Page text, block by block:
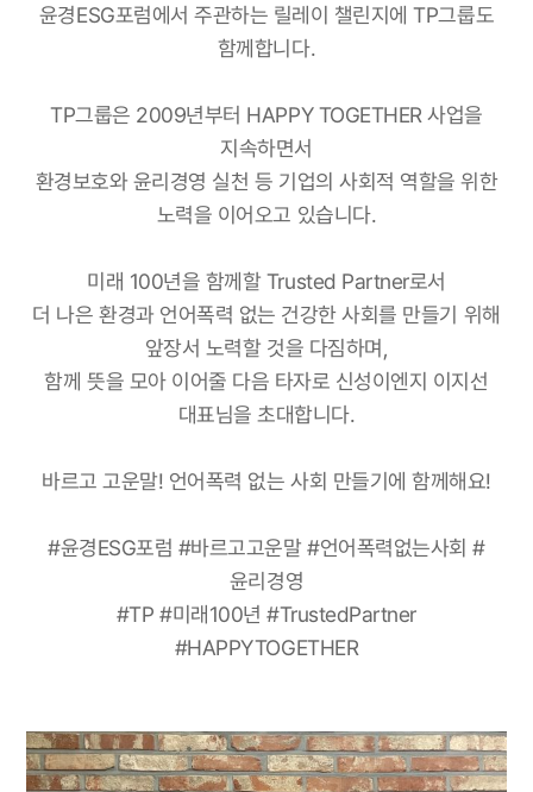
윤경ESG포럼에서 주관하는 릴레이 챌린지에 TP그룹도
함께합니다.
TP그룹은 2009년부터 HAPPY TOGETHER 사업을
지속하면서
환경보호와 윤리경영 실천 등 기업의 사회적 역할을 위한
노력을 이어오고 있습니다.
미래 100년을 함께할 Trusted Partner로서
더 나은 환경과 언어폭력 없는 건강한 사회를 만들기 위해
앞장서 노력할 것을 다짐하며,
함께 뜻을 모아 이어줄 다음 타자로 신성이엔지 이지선
대표님을 초대합니다.
바르고 고운말! 언어폭력 없는 사회 만들기에 함께해요!
#윤경ESG포럼 #바르고고운말 #언어폭력없는사회 #
윤리경영
#TP #미래100년 #TrustedPartner
#HAPPYTOGETHER